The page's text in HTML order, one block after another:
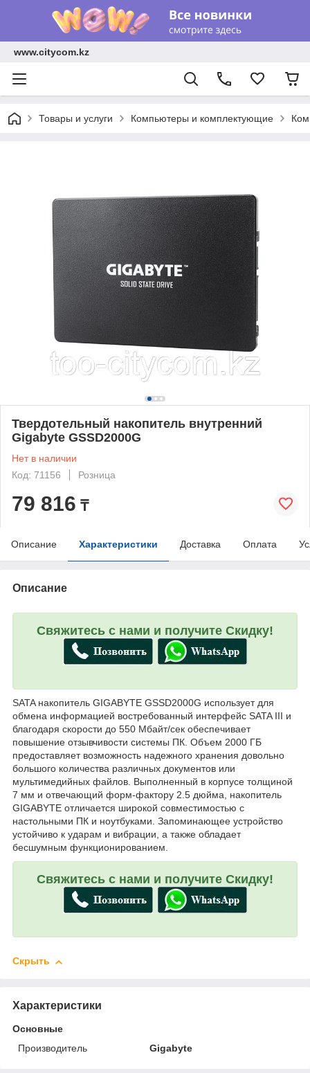
www.citycom.kz
Товары и услуги Компьютеры и комплектующие
Твердотельный накопитель внутренний
Gigabyte GSSD2000G
Нет в наличии
Код: 71156
Розница
79 816 ₸
Описание Характеристики Доставка Оплата
Описание
Свяжитесь с нами и получите Скидку!
SATA накопитель GIGABYTE GSSD2000G использует для
обмена информацией востребованный интерфейс SATA III и
благодаря скорости до 550 Мбайт/сек обеспечивает
повышение отзывчивости системы ПК. Объем 2000 ГБ
предоставляет возможность надежного хранения довольно
большого количества различных документов или
мультимедийных файлов. Выполненный в корпусе толщиной
7 мм и отвечающий форм-фактору 2.5 дюйма, накопитель
GIGABYTE отличается широкой совместимостью с
настольными ПК и ноутбуками. Запоминающее устройство
устойчиво к ударам и вибрации, а также обладает
бесшумным функционированием.
Свяжитесь с нами и получите Скидку!
Скрыть
Характеристики
Основные
Производитель
Gigabyte